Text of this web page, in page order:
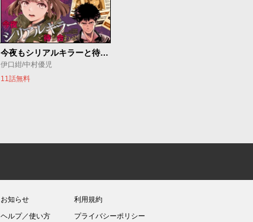
今夜もシリアルキラーと待ち合わせ
伊口紺/中村優児
11話無料
お知らせ
ヘルプ／使い方
利用規約
プライバシーポリシー